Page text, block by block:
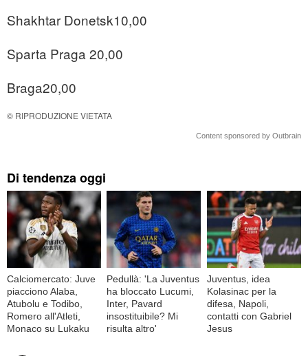
Shakhtar Donetsk10,00
Sparta Praga 20,00
Braga20,00
© RIPRODUZIONE VIETATA
Content sponsored by Outbrain
Di tendenza oggi
Calciomercato: Juve
piacciono Alaba,
Atubolu e Todibo,
Romero all'Atleti,
Monaco su Lukaku
Pedullà: 'La Juventus
ha bloccato Lucumi,
Inter, Pavard
insostituibile? Mi
risulta altro'
Juventus, idea
Kolasinac per la
difesa, Napoli,
contatti con Gabriel
Jesus